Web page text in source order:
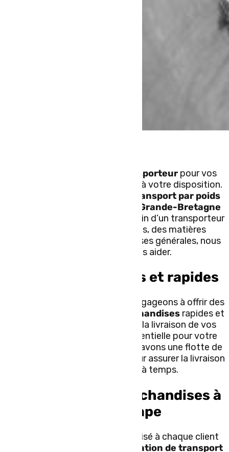
transporteurpour vos
marchandises, TLC Express est à votre disposition.
transport par poids
Grande-Bretagne
. Que vous ayez besoin d’un transporteur
pour des produits périssables, des matières
dangereuses ou des marchandises générales, nous
sommes là pour vous aider.
Des services fiables et rapides
Chez TLC Express, nous nous engageons à offrir des
transport de marchandisesrapides et
fiables. Nous comprenons que la livraison de vos
marchandises à temps est essentielle pour votre
entreprise. C’est pourquoi nous avons une flotte de
poids lourds bien entretenus pour assurer la livraison
de vos marchandises à temps.
Un suivi de vos marchandises à
chaque étape
Nous offrons un suivi personnalisé à chaque client
opération de transport